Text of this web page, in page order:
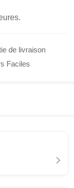
de livraison
Faciles